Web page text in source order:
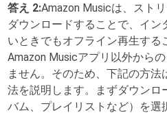
答え 2:Amazon Musicは、スト
ダウンロードすることで、イン
いときでもオフライン再生する
Amazon Musicアプリ以外から
ません。そのため、下記の方
法を説明します。まずダウンロ
バム、プレイリストなど）を選